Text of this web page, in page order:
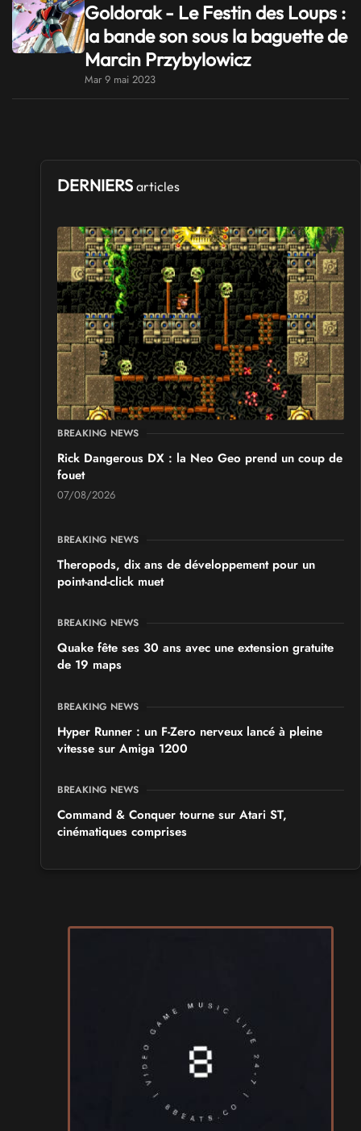
Goldorak - Le Festin des Loups :
la bande son sous la baguette de
Marcin Przybylowicz
Mar 9 mai 2023
DERNIERS articles
BREAKING NEWS
Rick Dangerous DX : la Neo Geo prend un coup de
fouet
07/08/2026
BREAKING NEWS
Theropods, dix ans de développement pour un
point-and-click muet
BREAKING NEWS
Quake fête ses 30 ans avec une extension gratuite
de 19 maps
BREAKING NEWS
Hyper Runner : un F-Zero nerveux lancé à pleine
vitesse sur Amiga 1200
BREAKING NEWS
Command & Conquer tourne sur Atari ST,
cinématiques comprises